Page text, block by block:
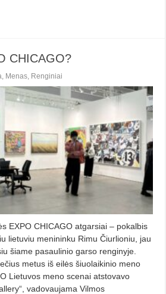
CHICAGO?
, Menas, Renginiai
EXPO CHICAGO atgarsiai – pokalbis
lietuviu menininku Rimu Čiurlioniu, jau
šiame pasaulinio garso renginyje.
metus iš eilės šiuolaikinio meno
Lietuvos meno scenai atstovavo
vadovaujama Vilmos